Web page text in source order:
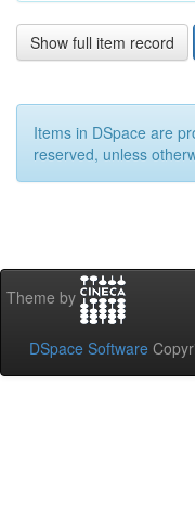
Show full item record
Items in DSpace are
reserved, unless
Theme by
DSpace Software